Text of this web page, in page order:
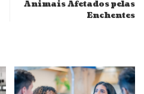
Animais Afetados pelas
Enchentes